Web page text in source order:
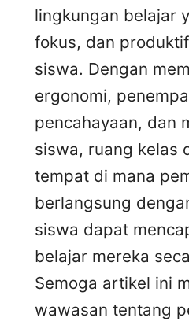
lingkungan belajar
fokus, dan
siswa. Dengan
ergonomi,
pencahayaan, dan
siswa, ruang kelas
tempat di mana
berlangsung
siswa dapat
belajar mereka
Semoga artikel ini
wawasan tentang